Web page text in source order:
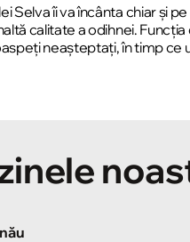
Selva îi va încânta chiar și
calitate a odihnei.
neașteptați, în timp